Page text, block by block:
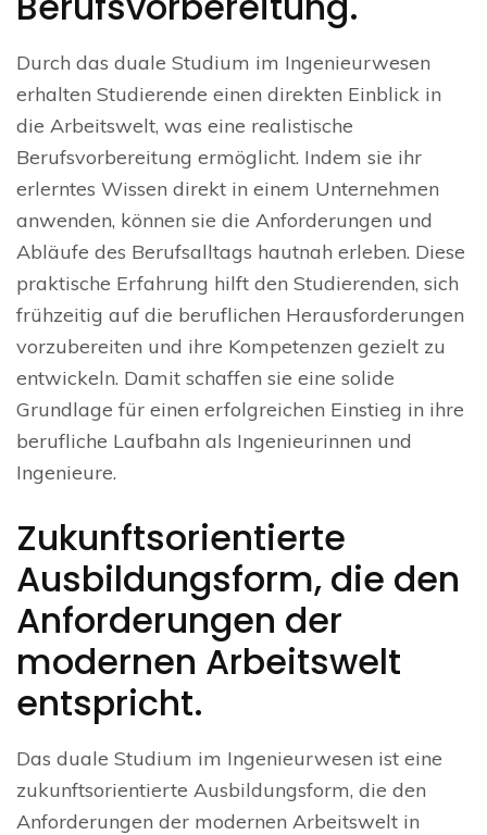
Durch das duale Studium im Ingenieurwesen
erhalten Studierende einen direkten Einblick in
die Arbeitswelt, was eine realistische
Berufsvorbereitung ermöglicht. Indem sie ihr
erlerntes Wissen direkt in einem Unternehmen
anwenden, können sie die Anforderungen und
Abläufe des Berufsalltags hautnah erleben. Diese
praktische Erfahrung hilft den Studierenden, sich
frühzeitig auf die beruflichen Herausforderungen
vorzubereiten und ihre Kompetenzen gezielt zu
entwickeln. Damit schaffen sie eine solide
Grundlage für einen erfolgreichen Einstieg in ihre
berufliche Laufbahn als Ingenieurinnen und
Ingenieure.
Zukunftsorientierte
Ausbildungsform, die den
Anforderungen der
modernen Arbeitswelt
entspricht.
Das duale Studium im Ingenieurwesen ist eine
zukunftsorientierte Ausbildungsform, die den
Anforderungen der modernen Arbeitswelt in